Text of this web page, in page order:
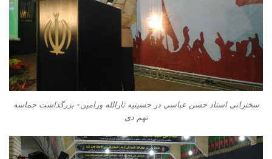
سخنرانی استاد حسن عباسی در حسینیه ثارالله ورامین- بزرگداشت حماسه
نهم دی